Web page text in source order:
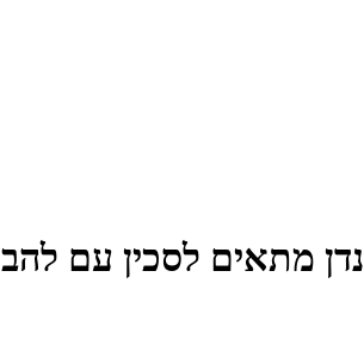
Victory נדן מתאים לסכין עם להב 16/17 ס"מ